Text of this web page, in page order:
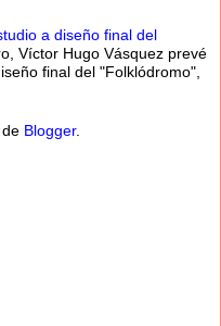
a diseño final del
Víctor Hugo Vásquez prevé
final del "Folklódromo",
Blogger.